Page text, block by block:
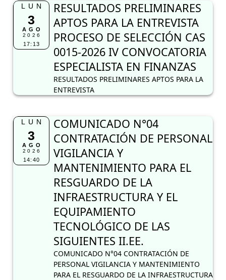
LUN
3
AGO
2026
17:13
RESULTADOS PRELIMINARES
APTOS PARA LA ENTREVISTA
PROCESO DE SELECCIÓN CAS
0015-2026 IV CONVOCATORIA
ESPECIALISTA EN FINANZAS
RESULTADOS PRELIMINARES APTOS PARA LA
ENTREVISTA
LUN
3
AGO
2026
14:40
COMUNICADO N°04
CONTRATACIÓN DE PERSONAL
VIGILANCIA Y
MANTENIMIENTO PARA EL
RESGUARDO DE LA
INFRAESTRUCTURA Y EL
EQUIPAMIENTO
TECNOLÓGICO DE LAS
SIGUIENTES II.EE.
COMUNICADO N°04 CONTRATACIÓN DE
PERSONAL VIGILANCIA Y MANTENIMIENTO
PARA EL RESGUARDO DE LA INFRAESTRUCTURA